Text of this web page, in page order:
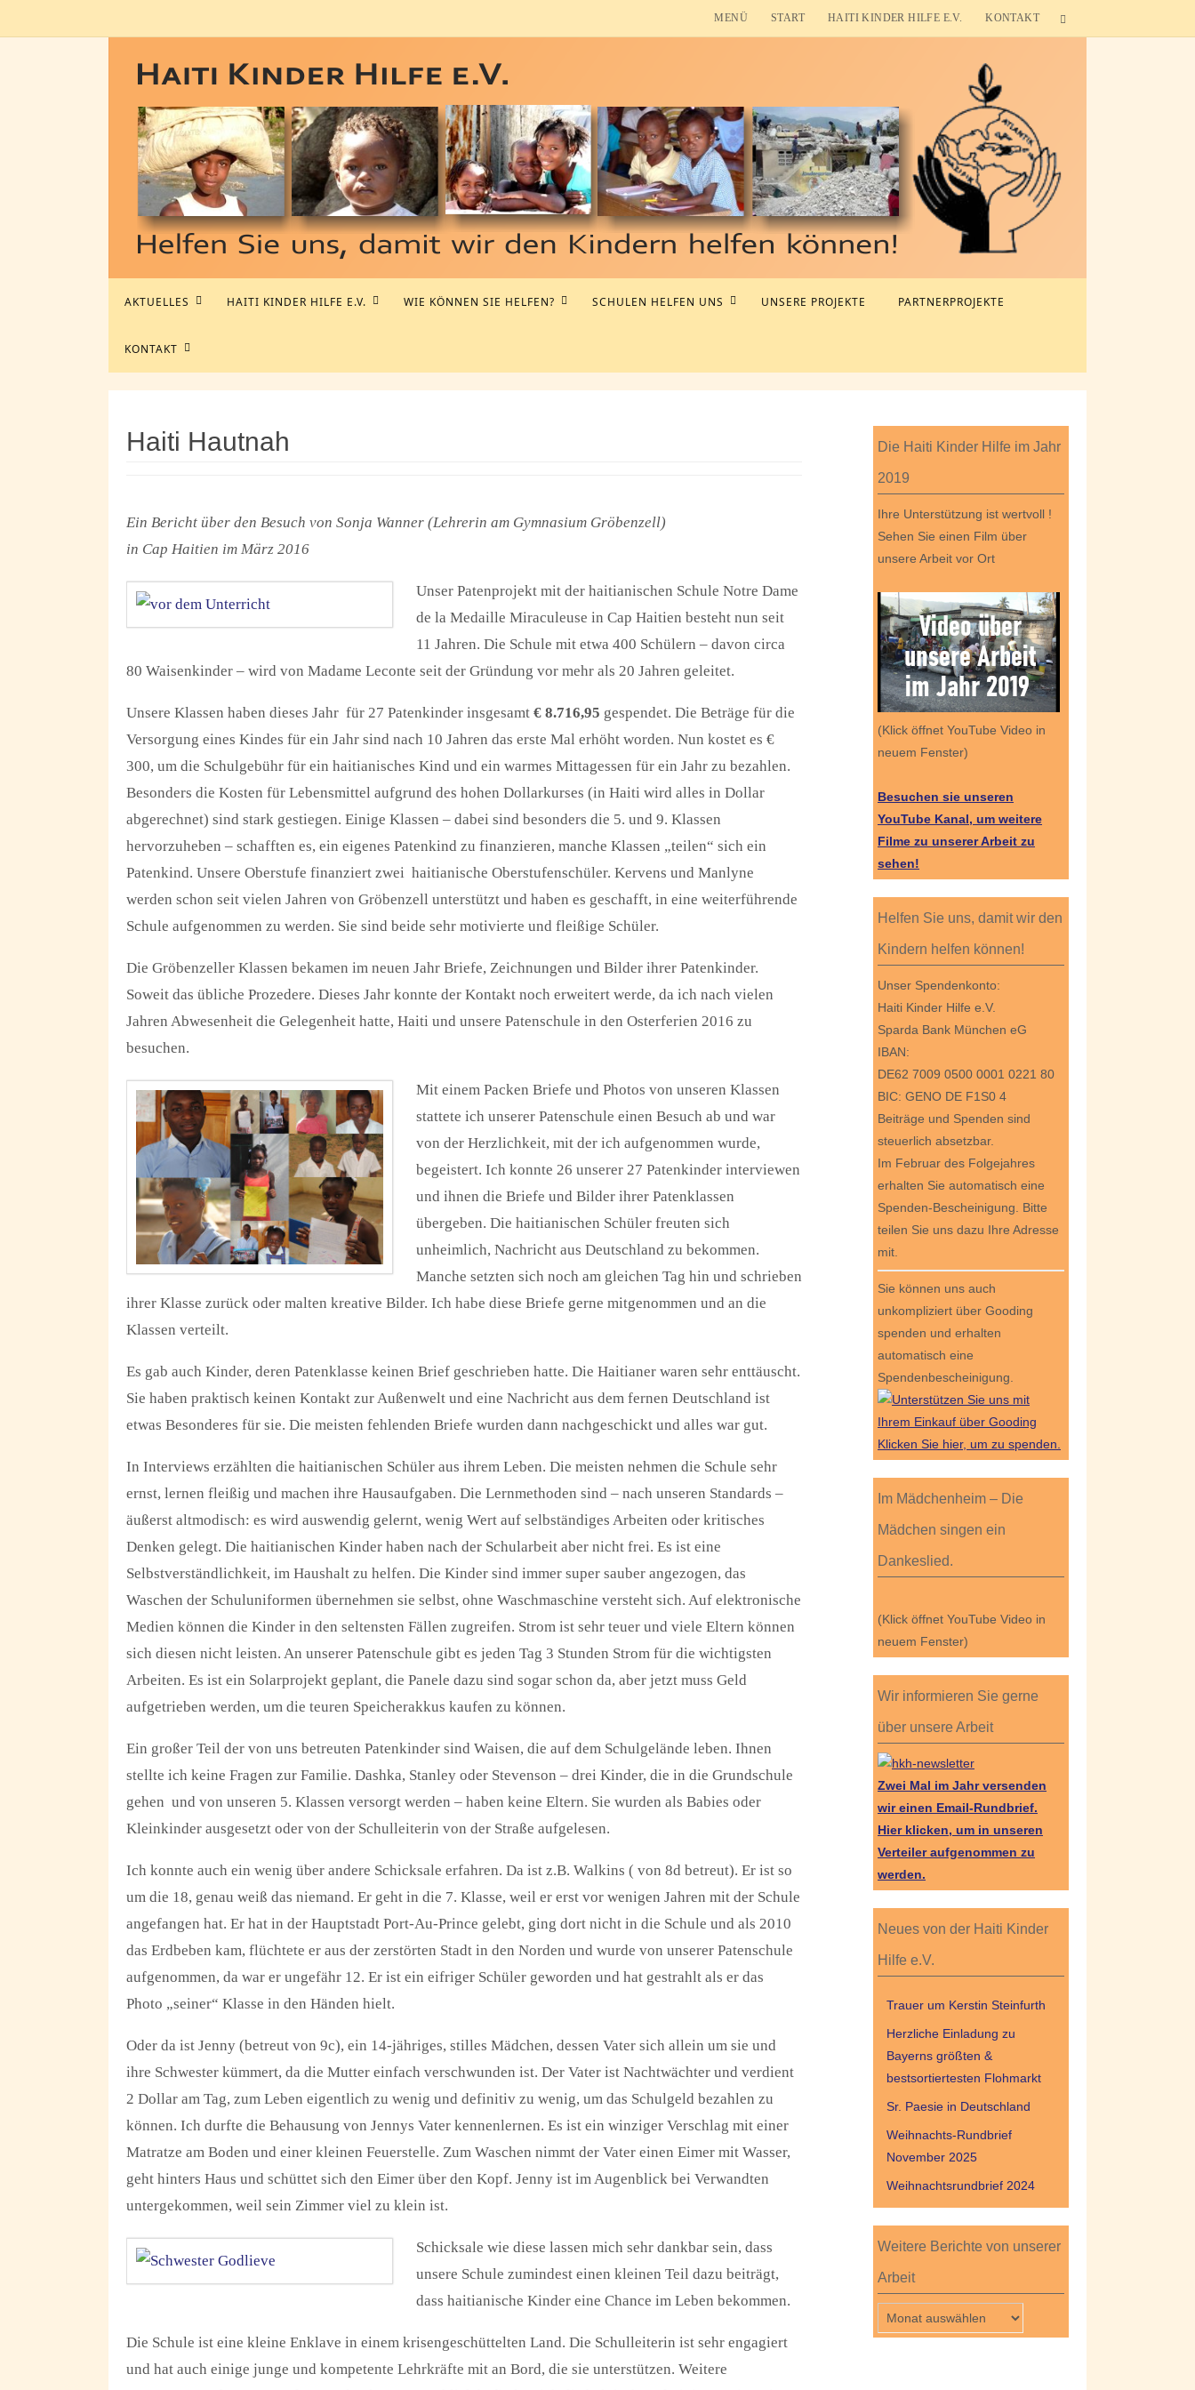
MENÜ START HAITI KINDER HILFE E.V. KONTAKT
AKTUELLES HAITI KINDER HILFE E.V. WIE KÖNNEN SIE HELFEN? SCHULEN HELFEN UNS UNSERE PROJEKTE PARTNERPROJEKTE
KONTAKT
Haiti Hautnah
Ein Bericht über den Besuch von Sonja Wanner (Lehrerin am Gymnasium Gröbenzell)
in Cap Haitien im März 2016
Unser Patenprojekt mit der haitianischen Schule Notre Dame
de la Medaille Miraculeuse in Cap Haitien besteht nun seit
11 Jahren. Die Schule mit etwa 400 Schülern – davon circa
80 Waisenkinder – wird von Madame Leconte seit der Gründung vor mehr als 20 Jahren geleitet.
Unsere Klassen haben dieses Jahr für 27 Patenkinder insgesamt € 8.716,95 gespendet. Die Beträge für die
Versorgung eines Kindes für ein Jahr sind nach 10 Jahren das erste Mal erhöht worden. Nun kostet es €
300, um die Schulgebühr für ein haitianisches Kind und ein warmes Mittagessen für ein Jahr zu bezahlen.
Besonders die Kosten für Lebensmittel aufgrund des hohen Dollarkurses (in Haiti wird alles in Dollar
abgerechnet) sind stark gestiegen. Einige Klassen – dabei sind besonders die 5. und 9. Klassen
hervorzuheben – schafften es, ein eigenes Patenkind zu finanzieren, manche Klassen „teilen“ sich ein
Patenkind. Unsere Oberstufe finanziert zwei haitianische Oberstufenschüler. Kervens und Manlyne
werden schon seit vielen Jahren von Gröbenzell unterstützt und haben es geschafft, in eine weiterführende
Schule aufgenommen zu werden. Sie sind beide sehr motivierte und fleißige Schüler.
Die Gröbenzeller Klassen bekamen im neuen Jahr Briefe, Zeichnungen und Bilder ihrer Patenkinder.
Soweit das übliche Prozedere. Dieses Jahr konnte der Kontakt noch erweitert werde, da ich nach vielen
Jahren Abwesenheit die Gelegenheit hatte, Haiti und unsere Patenschule in den Osterferien 2016 zu
besuchen.
Mit einem Packen Briefe und Photos von unseren Klassen
stattete ich unserer Patenschule einen Besuch ab und war
von der Herzlichkeit, mit der ich aufgenommen wurde,
begeistert. Ich konnte 26 unserer 27 Patenkinder interviewen
und ihnen die Briefe und Bilder ihrer Patenklassen
übergeben. Die haitianischen Schüler freuten sich
unheimlich, Nachricht aus Deutschland zu bekommen.
Manche setzten sich noch am gleichen Tag hin und schrieben
ihrer Klasse zurück oder malten kreative Bilder. Ich habe diese Briefe gerne mitgenommen und an die
Klassen verteilt.
Es gab auch Kinder, deren Patenklasse keinen Brief geschrieben hatte. Die Haitianer waren sehr enttäuscht.
Sie haben praktisch keinen Kontakt zur Außenwelt und eine Nachricht aus dem fernen Deutschland ist
etwas Besonderes für sie. Die meisten fehlenden Briefe wurden dann nachgeschickt und alles war gut.
In Interviews erzählten die haitianischen Schüler aus ihrem Leben. Die meisten nehmen die Schule sehr
ernst, lernen fleißig und machen ihre Hausaufgaben. Die Lernmethoden sind – nach unseren Standards –
äußerst altmodisch: es wird auswendig gelernt, wenig Wert auf selbständiges Arbeiten oder kritisches
Denken gelegt. Die haitianischen Kinder haben nach der Schularbeit aber nicht frei. Es ist eine
Selbstverständlichkeit, im Haushalt zu helfen. Die Kinder sind immer super sauber angezogen, das
Waschen der Schuluniformen übernehmen sie selbst, ohne Waschmaschine versteht sich. Auf elektronische
Medien können die Kinder in den seltensten Fällen zugreifen. Strom ist sehr teuer und viele Eltern können
sich diesen nicht leisten. An unserer Patenschule gibt es jeden Tag 3 Stunden Strom für die wichtigsten
Arbeiten. Es ist ein Solarprojekt geplant, die Panele dazu sind sogar schon da, aber jetzt muss Geld
aufgetrieben werden, um die teuren Speicherakkus kaufen zu können.
Ein großer Teil der von uns betreuten Patenkinder sind Waisen, die auf dem Schulgelände leben. Ihnen
stellte ich keine Fragen zur Familie. Dashka, Stanley oder Stevenson – drei Kinder, die in die Grundschule
gehen und von unseren 5. Klassen versorgt werden – haben keine Eltern. Sie wurden als Babies oder
Kleinkinder ausgesetzt oder von der Schulleiterin von der Straße aufgelesen.
Ich konnte auch ein wenig über andere Schicksale erfahren. Da ist z.B. Walkins ( von 8d betreut). Er ist so
um die 18, genau weiß das niemand. Er geht in die 7. Klasse, weil er erst vor wenigen Jahren mit der Schule
angefangen hat. Er hat in der Hauptstadt Port-Au-Prince gelebt, ging dort nicht in die Schule und als 2010
das Erdbeben kam, flüchtete er aus der zerstörten Stadt in den Norden und wurde von unserer Patenschule
aufgenommen, da war er ungefähr 12. Er ist ein eifriger Schüler geworden und hat gestrahlt als er das
Photo „seiner“ Klasse in den Händen hielt.
Oder da ist Jenny (betreut von 9c), ein 14-jähriges, stilles Mädchen, dessen Vater sich allein um sie und
ihre Schwester kümmert, da die Mutter einfach verschwunden ist. Der Vater ist Nachtwächter und verdient
2 Dollar am Tag, zum Leben eigentlich zu wenig und definitiv zu wenig, um das Schulgeld bezahlen zu
können. Ich durfte die Behausung von Jennys Vater kennenlernen. Es ist ein winziger Verschlag mit einer
Matratze am Boden und einer kleinen Feuerstelle. Zum Waschen nimmt der Vater einen Eimer mit Wasser,
geht hinters Haus und schüttet sich den Eimer über den Kopf. Jenny ist im Augenblick bei Verwandten
untergekommen, weil sein Zimmer viel zu klein ist.
Schicksale wie diese lassen mich sehr dankbar sein, dass
unsere Schule zumindest einen kleinen Teil dazu beiträgt,
dass haitianische Kinder eine Chance im Leben bekommen.
Die Schule ist eine kleine Enklave in einem krisengeschüttelten Land. Die Schulleiterin ist sehr engagiert
und hat auch einige junge und kompetente Lehrkräfte mit an Bord, die sie unterstützen. Weitere
Die Haiti Kinder Hilfe im Jahr
2019
Ihre Unterstützung ist wertvoll !
Sehen Sie einen Film über
unsere Arbeit vor Ort
(Klick öffnet YouTube Video in
neuem Fenster)
Besuchen sie unseren
YouTube Kanal, um weitere
Filme zu unserer Arbeit zu
sehen!
Helfen Sie uns, damit wir den
Kindern helfen können!
Unser Spendenkonto:
Haiti Kinder Hilfe e.V.
Sparda Bank München eG
IBAN:
DE62 7009 0500 0001 0221 80
BIC: GENO DE F1S0 4
Beiträge und Spenden sind
steuerlich absetzbar.
Im Februar des Folgejahres
erhalten Sie automatisch eine
Spenden-Bescheinigung. Bitte
teilen Sie uns dazu Ihre Adresse
mit.
Sie können uns auch
unkompliziert über Gooding
spenden und erhalten
automatisch eine
Spendenbescheinigung.
Klicken Sie hier, um zu spenden.
Im Mädchenheim – Die
Mädchen singen ein
Dankeslied.
(Klick öffnet YouTube Video in
neuem Fenster)
Wir informieren Sie gerne
über unsere Arbeit
Zwei Mal im Jahr versenden
wir einen Email-Rundbrief.
Hier klicken, um in unseren
Verteiler aufgenommen zu
werden.
Neues von der Haiti Kinder
Hilfe e.V.
Trauer um Kerstin Steinfurth
Herzliche Einladung zu
Bayerns größten &
bestsortiertesten Flohmarkt
Sr. Paesie in Deutschland
Weihnachts-Rundbrief
November 2025
Weihnachtsrundbrief 2024
Weitere Berichte von unserer
Arbeit
Weitere
Berichte